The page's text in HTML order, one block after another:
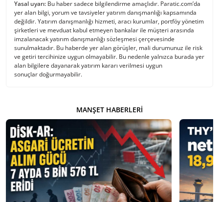
Yasal uyarı: Bu haber sadece bilgilendirme amaçlıdır. Paratic.com’da
yer alan bilgi, yorum ve tavsiyeler yatırım danışmanlığı kapsamında
değildir. Yatırım danışmanlığı hizmeti, aracı kurumlar, portföy yönetim
şirketleri ve mevduat kabul etmeyen bankalar ile müşteri arasında
imzalanacak yatırım danışmanlığı sözleşmesi çerçevesinde
sunulmaktadır. Bu haberde yer alan görüşler, mali durumunuz ile risk
ve getiri tercihinize uygun olmayabilir. Bu nedenle yalnızca burada yer
alan bilgilere dayanarak yatırım kararı verilmesi uygun
sonuçlar doğurmayabilir.
MANŞET HABERLERI